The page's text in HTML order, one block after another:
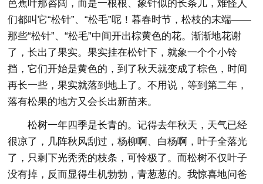
芭蕉叶那咨阔，而是一根根、象针似的长条儿，难怪人
们都叫它“松针”、“松毛”呢！暮春时节，松枝的末端——
那些“松针”、“松毛”中间开出棕黄色的花。渐渐地花谢
了，长出了果实。果实挂在松针下，就象一个个小铃
挡，它们开始是黄色的，到了秋天就变成了棕色，时间
再长一些，果实就落到地上了。不用说，等到第二年，
落有松果的地方又会长出新苗来。
松树一年四季是长青的。记得去年秋天，天气已经
很凉了，几阵秋风刮过，杨柳啊、白杨啊，叶子全落光
了，只剩下光秃秃的枝条，可怜极了。而松树不仅叶子
没有掉，反而显得生机勃勃，青葱葱的。我惊喜地问爸